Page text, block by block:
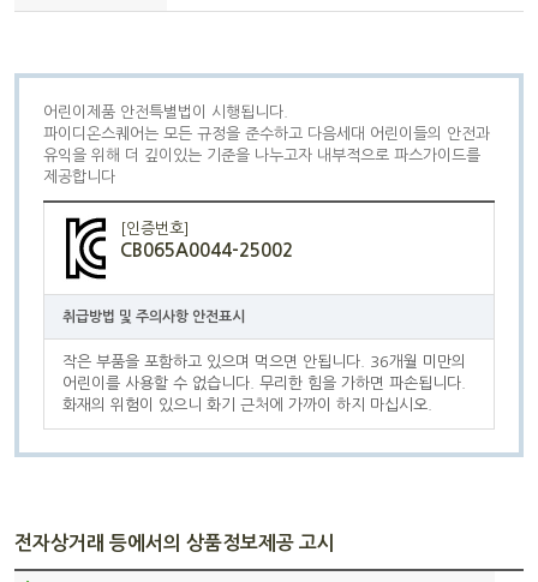
어린이제품 안전특별법이 시행됩니다.
파이디온스퀘어는 모든 규정을 준수하고 다음세대 어린이들의 안전과
유익을 위해 더 깊이있는 기준을 나누고자 내부적으로 파스가이드를
제공합니다
[인증번호]
CB065A0044-25002
취급방법 및 주의사항 안전표시
작은 부품을 포함하고 있으며 먹으면 안됩니다. 36개월 미만의
어린이를 사용할 수 없습니다. 무리한 힘을 가하면 파손됩니다.
화재의 위험이 있으니 화기 근처에 가까이 하지 마십시오.
전자상거래 등에서의 상품정보제공 고시